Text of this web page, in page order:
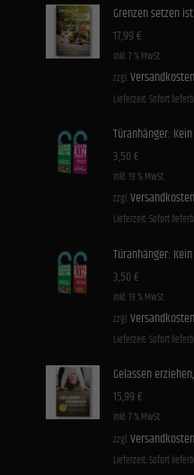
Grenzen setzen
17,99€
inkl. 7 % MwSt.
zzgl. Versandkosten
Lieferzeit: Sofort
Türanhänger:
3,50€
inkl. 19 % MwSt.
zzgl. Versandkosten
Lieferzeit: Sofort
Türanhänger:
3,50€
inkl. 19 % MwSt.
zzgl. Versandkosten
Lieferzeit: Sofort
Gelassen
15,99€
inkl. 7 % MwSt.
zzgl. Versandkosten
Lieferzeit: Sofort